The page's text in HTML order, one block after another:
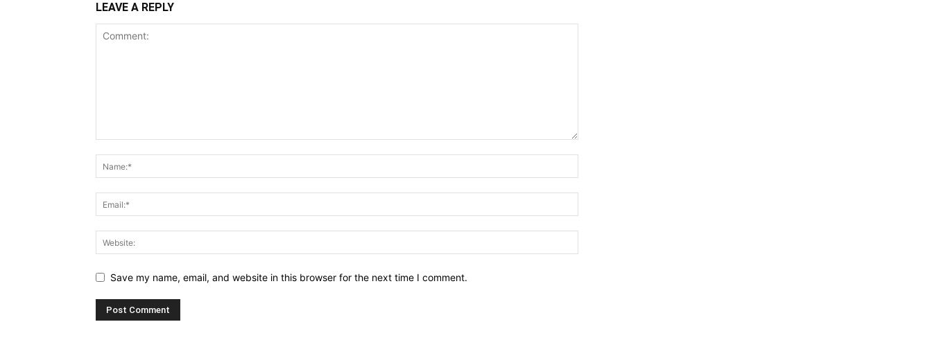
LEAVE A REPLY
Save my name, email, and website in this browser for the next time I comment.